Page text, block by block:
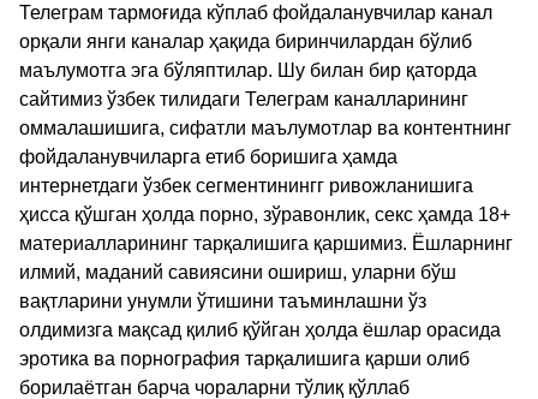
Телеграм тармоғида кўплаб фойдаланувчилар канал
орқали янги каналар ҳақида биринчилардан бўлиб
маълумотга эга бўляптилар. Шу билан бир қаторда
сайтимиз ўзбек тилидаги Телеграм каналларининг
оммалашишига, сифатли маълумотлар ва контентнинг
фойдаланувчиларга етиб боришига ҳамда
интернетдаги ўзбек сегментинингг ривожланишига
ҳисса қўшган ҳолда порно, зўравонлик, секс ҳамда 18+
материалларининг тарқалишига қаршимиз. Ёшларнинг
илмий, маданий савиясини ошириш, уларни бўш
вақтларини унумли ўтишини таъминлашни ўз
олдимизга мақсад қилиб қўйган ҳолда ёшлар орасида
эротика ва порнография тарқалишига қарши олиб
борилаётган барча чораларни тўлиқ қўллаб